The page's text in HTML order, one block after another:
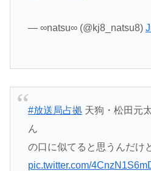
— ∞natsu∞ (@kj8_natsu8)
#放送局占拠天狗・松田元
ん
の口に似てると思うんだけ
pic.twitter.com/